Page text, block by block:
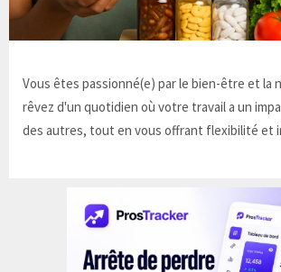
Vous êtes passionné(e) par le bien-être et la
rêvez d'un quotidien où votre travail a un
des autres, tout en vous offrant flexibilité et